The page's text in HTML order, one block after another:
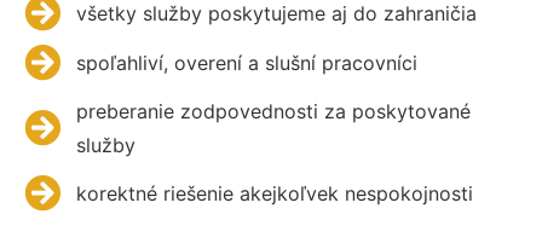
všetky služby poskytujeme aj do zahraničia
spoľahliví, overení a slušní pracovníci
preberanie zodpovednosti za poskytované
služby
korektné riešenie akejkoľvek nespokojnosti